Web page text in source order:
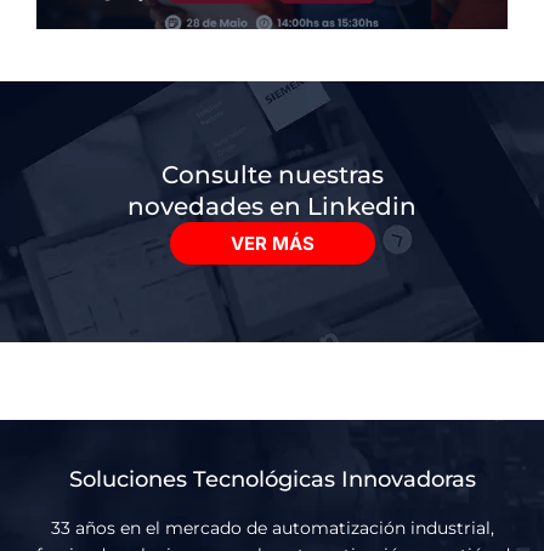
Consulte nuestras
novedades en Linkedin
VER MÁS
Soluciones Tecnológicas Innovadoras
33 años en el mercado de automatización industrial,